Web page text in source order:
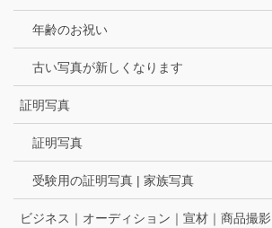
年齢のお祝い
古い写真が新しくなります
証明写真
証明写真
受験用の証明写真 | 家族写真
ビジネス｜オーディション｜宣材｜商品撮影